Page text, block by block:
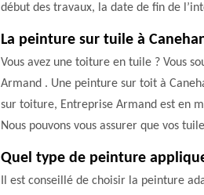
début des travaux, la date de fin de
La peinture sur tuile à
Vous avez une toiture en tuile ? Vous
Armand . Une peinture sur toit à
sur toiture, Entreprise Armand est en
Nous pouvons vous assurer que vos
Quel type de peinture
Il est conseillé de choisir la peinture